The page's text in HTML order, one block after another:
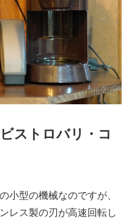
ビストロバリ・コ
小型の機械なのですが、
レス製の刃が高速回転し